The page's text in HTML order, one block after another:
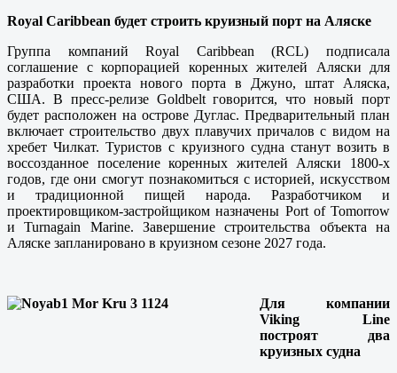
Royal Caribbean будет строить круизный порт на Аляске
Группа компаний Royal Caribbean (RCL) подписала
соглашение с корпорацией коренных жителей Аляски для
разработки проекта нового порта в Джуно, штат Аляска,
США. В пресс-релизе Goldbelt говорится, что новый порт
будет расположен на острове Дуглас. Предварительный план
включает строительство двух плавучих причалов с видом на
хребет Чилкат. Туристов с круизного судна станут возить в
воссозданное поселение коренных жителей Аляски 1800-х
годов, где они смогут познакомиться с историей, искусством
и традиционной пищей народа. Разработчиком и
проектировщиком-застройщиком назначены Port of Tomorrow
и Turnagain Marine. Завершение строительства объекта на
Аляске запланировано в круизном сезоне 2027 года.
Для компании
Viking Line
построят два
круизных судна